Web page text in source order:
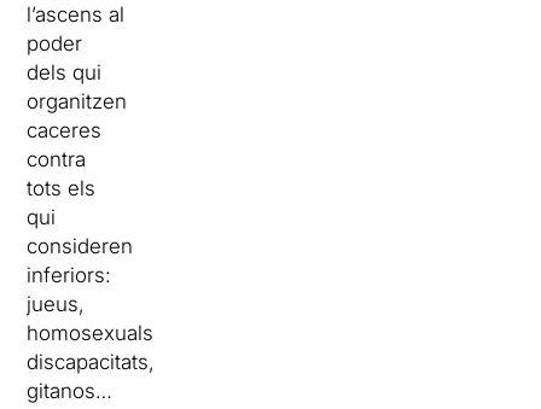
l’ascens al
poder
dels qui
organitzen
caceres
contra
tots els
qui
consideren
inferiors:
jueus,
homosexuals,
discapacitats,
gitanos…